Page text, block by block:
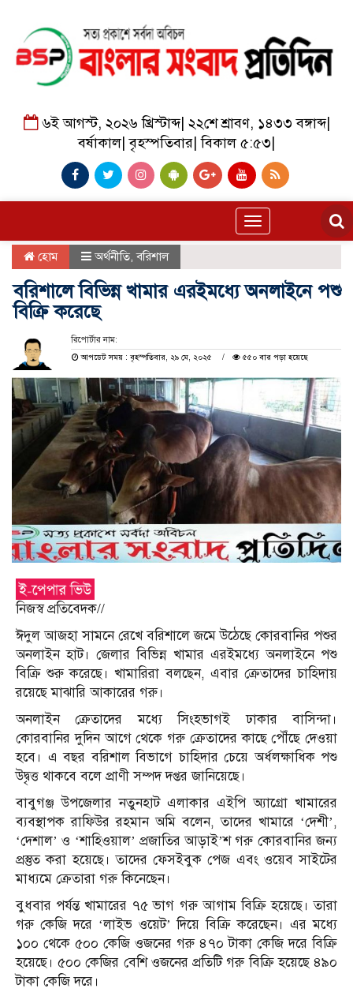
৬ই আগস্ট, ২০২৬ খ্রিস্টাব্দ| ২২শে শ্রাবণ, ১৪৩৩ বঙ্গাব্দ|
বর্ষাকাল|বৃহস্পতিবার |বিকাল ৫:৫৩
Toggle
navigation
হোম অর্থনীতি,বরিশাল
বরিশালে বিভিন্ন খামার এরইমধ্যে অনলাইনে পশু
বিক্রি করেছে
রিপোর্টার নাম:
আপডেট সময় : বৃহস্পতিবার, ২৯ মে, ২০২৫
৫৫০ বার পড়া হয়েছে
নিজস্ব প্রতিবেদক//
ঈদুল আজহা সামনে রেখে বরিশালে জমে উঠেছে কোরবানির পশুর
অনলাইন হাট। জেলার বিভিন্ন খামার এরইমধ্যে অনলাইনে পশু
বিক্রি শুরু করেছে। খামারিরা বলছেন, এবার ক্রেতাদের চাহিদায়
রয়েছে মাঝারি আকারের গরু।
অনলাইন ক্রেতাদের মধ্যে সিংহভাগই ঢাকার বাসিন্দা।
কোরবানির দুদিন আগে থেকে গরু ক্রেতাদের কাছে পৌঁছে দেওয়া
হবে। এ বছর বরিশাল বিভাগে চাহিদার চেয়ে অর্ধলক্ষাধিক পশু
উদ্বৃত্ত থাকবে বলে প্রাণী সম্পদ দপ্তর জানিয়েছে।
বাবুগঞ্জ উপজেলার নতুনহাট এলাকার এইপি অ্যাগ্রো খামারের
ব্যবস্থাপক রাফিউর রহমান অমি বলেন, তাদের খামারে ‘দেশী’,
‘দেশাল’ ও ‘শাহিওয়াল’ প্রজাতির আড়াই’শ গরু কোরবানির জন্য
প্রস্তুত করা হয়েছে। তাদের ফেসইবুক পেজ এবং ওয়েব সাইটের
মাধ্যমে ক্রেতারা গরু কিনেছেন।
বুধবার পর্যন্ত খামারের ৭৫ ভাগ গরু আগাম বিক্রি হয়েছে। তারা
গরু কেজি দরে ‘লাইভ ওয়েট’ দিয়ে বিক্রি করেছেন। এর মধ্যে
১০০ থেকে ৫০০ কেজি ওজনের গরু ৪৭০ টাকা কেজি দরে বিক্রি
হয়েছে। ৫০০ কেজির বেশি ওজনের প্রতিটি গরু বিক্রি হয়েছে ৪৯০
টাকা কেজি দরে।